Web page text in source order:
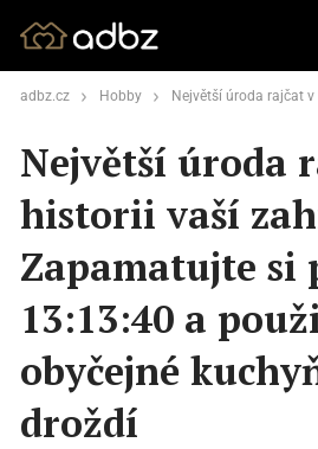
adbz.cz Hobby Největší úroda rajčat v historii vaší zahrady:
Největší úroda
historii vaší
Zapamatujte si
13:13:40 a
obyčejné
droždí